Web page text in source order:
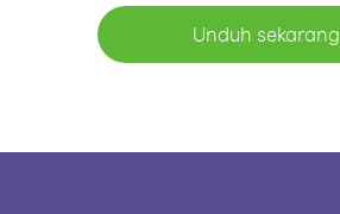
Unduh sekarang